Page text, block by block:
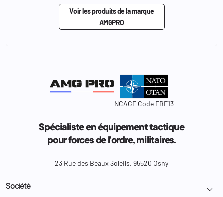
Voir les produits de la marque
AMGPRO
NCAGE Code FBF13
Spécialiste en équipement tactique
pour forces de l'ordre, militaires.
23 Rue des Beaux Soleils, 95520 Osny
Société 